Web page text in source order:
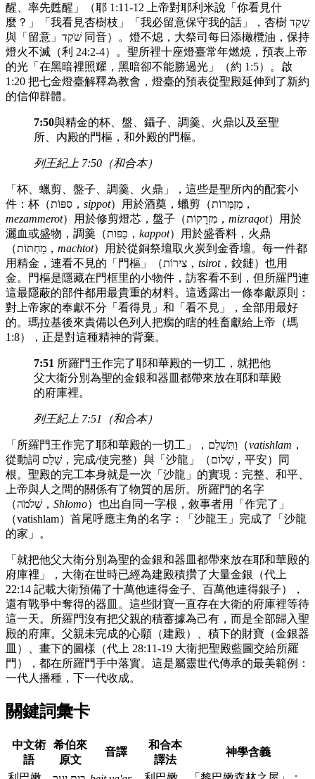
醒、率先甦醒」（耶 1:11-12 上帝對耶利米說「你看見什
麼？」「我看見杏樹枝」「我必留意保守我的話」，杏樹 שָׁקֵד
與「留意」שֹׁקֵד 同音）。燈不熄，大祭司每日添橄欖油，保持
燈火不滅（利 24:2-4）。聖所裡十座燈臺常年燃燒，預表上帝
的光「在黑暗裡照耀，黑暗卻不能勝過光」（約 1:5）。啟
1:20 把七金燈臺解釋為教會，燈臺的預表從聖殿延伸到了新約
的信仰群體。
7:50與精金的杯、盤、鑷子、調羹、火鼎以及至聖
所、內殿的門樞，和外殿的門樞。
列王紀上 7:50（和合本）
「杯、蠟剪、盤子、調羹、火鼎」，這些是聖所內的配套小
件：杯（סִפּוֹת， sippot
）用於酒奠，蠟剪（מְזַמְּרוֹת，
mezammerot
）用於修剪燈芯，盤子（מִזְרָקוֹת， mizraqot）用於
灑血或盛物，調羹（כַּפּוֹת， kappot）用於盛香料，火鼎
（מַחְתּוֹת， machtot）用於從銅祭壇取火炭到金香壇。每一件都
用精金，連看不見的「門樞」（צִירוֹת， tsirot，鉸鏈）也用
金。門樞是隱藏在門框里的小物件，訪客看不到，但所羅門連
這最隱蔽的部件都用最貴重的材料。這透露出一條奉獻原則：
對上帝家的奉獻不分「看得見」和「看不見」，全部用最好
的。瑪拉基後來責備以色列人把瘸的瞎的牲畜獻給上帝（瑪
1:8），正是對這種精神的背棄。
7:51 所羅門王作完了耶和華殿的一切工，就把他
父大衛分別為聖的金銀和器皿都帶來放在耶和華殿
的府庫裡。
列王紀上 7:51（和合本）
「所羅門王作完了耶和華殿的一切工」，וַתִּשְׁלַם（vatishlam ，
從動詞 שָׁלַם，完成/使完整）與「沙龍」（שָׁלוֹם，平安）同
根。聖殿的完工本身就是一次「沙龍」的實現：完整、和平、
上帝與人之間的關係有了物質的居所。所羅門的名字
（שְׁלֹמֹה， Shlomo）也出自同一字根，敘事者用「作完了」
（vatishlam）首尾呼應主角的名字：「沙龍王」完成了「沙龍
的家」。
「就把他父大衛分別為聖的金銀和器皿都帶來放在耶和華殿的
府庫裡」，大衛在世時已經為建殿積攢了大量金銀（代上
22:14 記載大衛預備了十萬他連得金子、百萬他連得銀子），
還有戰爭中奪得的器皿。這些財寶一直存在大衛的府庫裡等待
這一天。所羅門沒有把父親的積蓄據為己有，而是全部歸入聖
殿的府庫。父親未完成的心願（建殿）、積下的財寶（金銀器
皿）、畫下的圖樣（代上 28:11-19 大衛把聖殿藍圖交給所羅
門），都在所羅門手中落實。這是屬靈世代傳承的最美範例：
一代人播種，下一代收成。
關鍵詞彙卡
中文術
語
希伯來
原文
音譯
和合本
譯法
神學含義